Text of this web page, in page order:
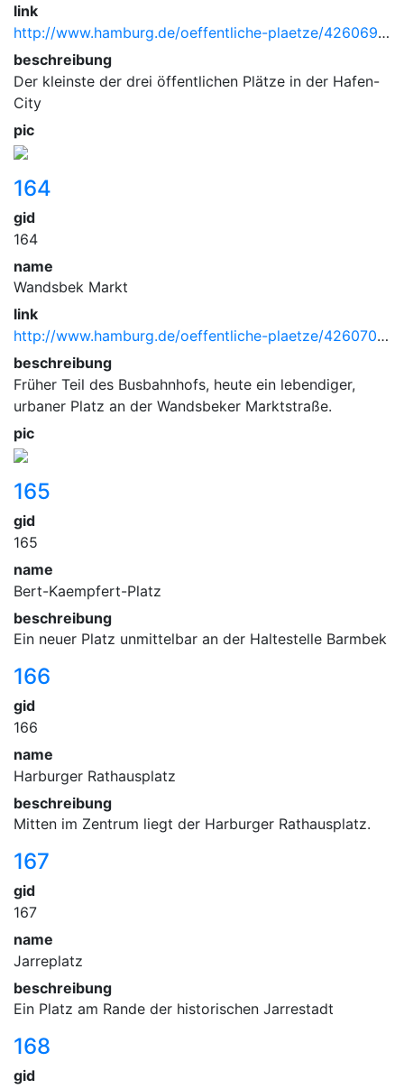
link
http://www.hamburg.de/oeffentliche-plaetze/4260696/vasco-da-gama-platz.html
beschreibung
Der kleinste der drei öffentlichen Plätze in der Hafen-
City
pic
164
gid
164
name
Wandsbek Markt
link
http://www.hamburg.de/oeffentliche-plaetze/4260702/wandsbek-markt.html
beschreibung
Früher Teil des Busbahnhofs, heute ein lebendiger,
urbaner Platz an der Wandsbeker Marktstraße.
pic
165
gid
165
name
Bert-Kaempfert-Platz
beschreibung
Ein neuer Platz unmittelbar an der Haltestelle Barmbek
166
gid
166
name
Harburger Rathausplatz
beschreibung
Mitten im Zentrum liegt der Harburger Rathausplatz.
167
gid
167
name
Jarreplatz
beschreibung
Ein Platz am Rande der historischen Jarrestadt
168
gid